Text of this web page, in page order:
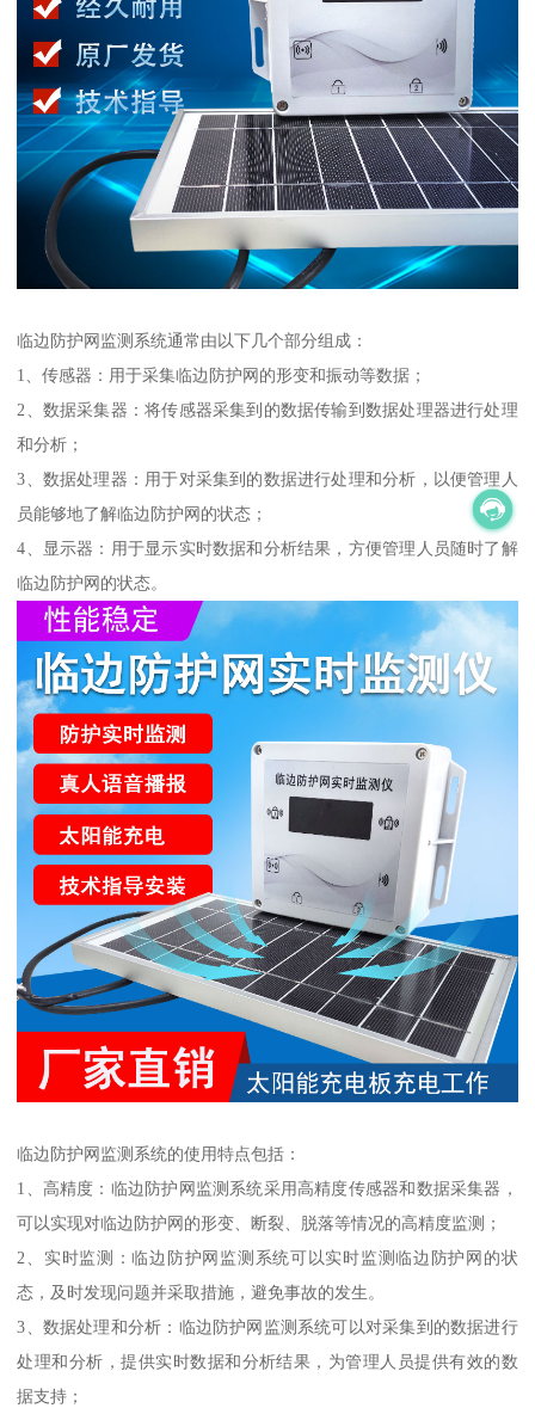
临边防护网监测系统通常由以下几个部分组成：
1、传感器：用于采集临边防护网的形变和振动等数据；
2、数据采集器：将传感器采集到的数据传输到数据处理器进行处理
和分析；
3、数据处理器：用于对采集到的数据进行处理和分析，以便管理人
员能够地了解临边防护网的状态；
4、显示器：用于显示实时数据和分析结果，方便管理人员随时了解
临边防护网的状态。
临边防护网监测系统的使用特点包括：
1、高精度：临边防护网监测系统采用高精度传感器和数据采集器，
可以实现对临边防护网的形变、断裂、脱落等情况的高精度监测；
2、实时监测：临边防护网监测系统可以实时监测临边防护网的状
态，及时发现问题并采取措施，避免事故的发生。
3、数据处理和分析：临边防护网监测系统可以对采集到的数据进行
处理和分析，提供实时数据和分析结果，为管理人员提供有效的数
据支持；